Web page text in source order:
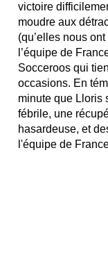
victoire
moudre aux
(qu’elles nous
l’équipe de
Socceroos qui
occasions. En
minute que Lloris
fébrile, une
hasardeuse, et
l'équipe de